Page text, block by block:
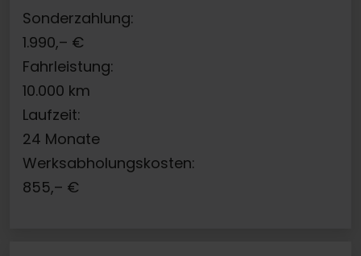
Sonderzahlung:
1.990,– €
Fahrleistung:
10.000 km
Laufzeit:
24 Monate
Werksabholungskosten:
855,– €